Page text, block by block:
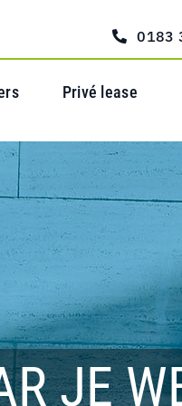
0183
Privé lease
JE